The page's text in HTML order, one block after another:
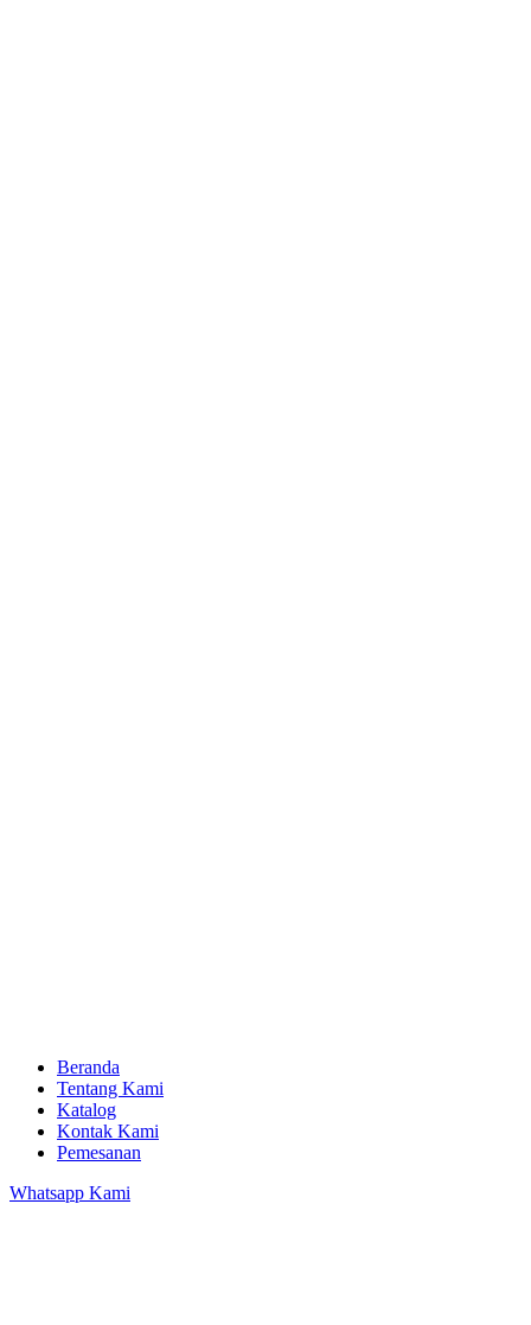
Beranda
Tentang Kami
Katalog
Kontak Kami
Pemesanan
Whatsapp Kami